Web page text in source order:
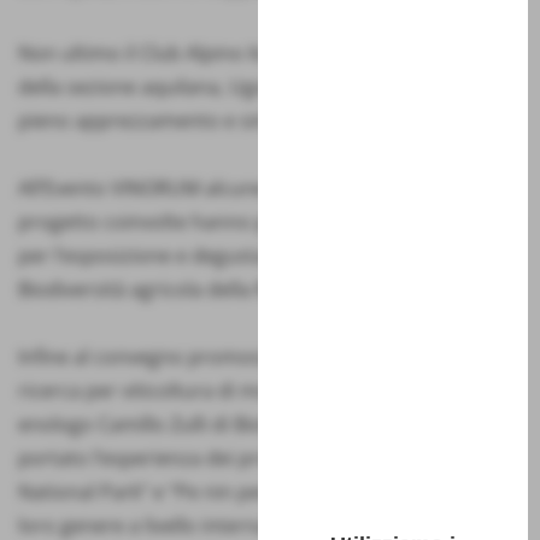
Non ultimo il Club Alpino Italiano, che con il Presidente
della sezione aquilana, Ugo Marinucci, ha espresso
pieno apprezzamento e sintonia con il progetto.
All’Evento VINORUM alcune delle Aziende Agicole del
progetto coinvolte hanno partecipato in piazza Duomo
per l’esposizione e degustazione dei Prodotti della
Biodiversità agricola della Regione Abruzzo.
Infine al convegno promosso dal CERVIM (ente di
ricerca per viticoltura di montagna), il direttore ed
enologo Camillo Zulli di BioCantina Sociale Orsogna ha
portato l’esperienza dei progetti “Vola Volè Maiella
National Park” e “Pe nin perde la sumende”, unici nel
loro genere a livello internazionale perché